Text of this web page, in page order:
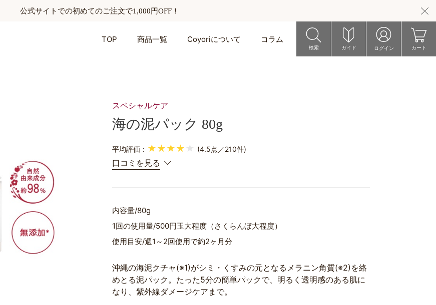
公式サイトでの初めてのご注文で1,000円OFF！
TOP 商品一覧 Coyoriについて コラム
検索 ガイド ログイン カート
スペシャルケア
海の泥パック 80g
平均評価： ★★★★ ★ (4.5点／210件)
口コミを見る
内容量 80g
1回の使用量 500円玉大程度（さくらんぼ大程度）
使用目安 週1～2回使用で約2ヶ月分
沖縄の海泥クチャ(※1)がシミ・くすみの元となるメラニン角質(※2)を絡
めとる泥パック。たった5分の簡単パックで、明るく透明感のある肌に
なり、紫外線ダメージケアまで。